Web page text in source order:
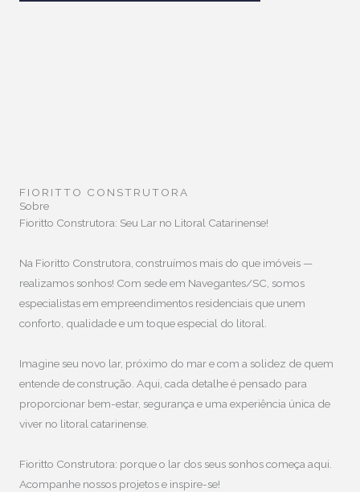
FIORITTO CONSTRUTORA
Sobre
Fioritto Construtora: Seu Lar no Litoral Catarinense!
Na Fioritto Construtora, construímos mais do que imóveis —
realizamos sonhos! Com sede em Navegantes/SC, somos
especialistas em empreendimentos residenciais que unem
conforto, qualidade e um toque especial do litoral.
Imagine seu novo lar, próximo do mar e com a solidez de quem
entende de construção. Aqui, cada detalhe é pensado para
proporcionar bem-estar, segurança e uma experiência única de
viver no litoral catarinense.
Fioritto Construtora: porque o lar dos seus sonhos começa aqui.
Acompanhe nossos projetos e inspire-se!